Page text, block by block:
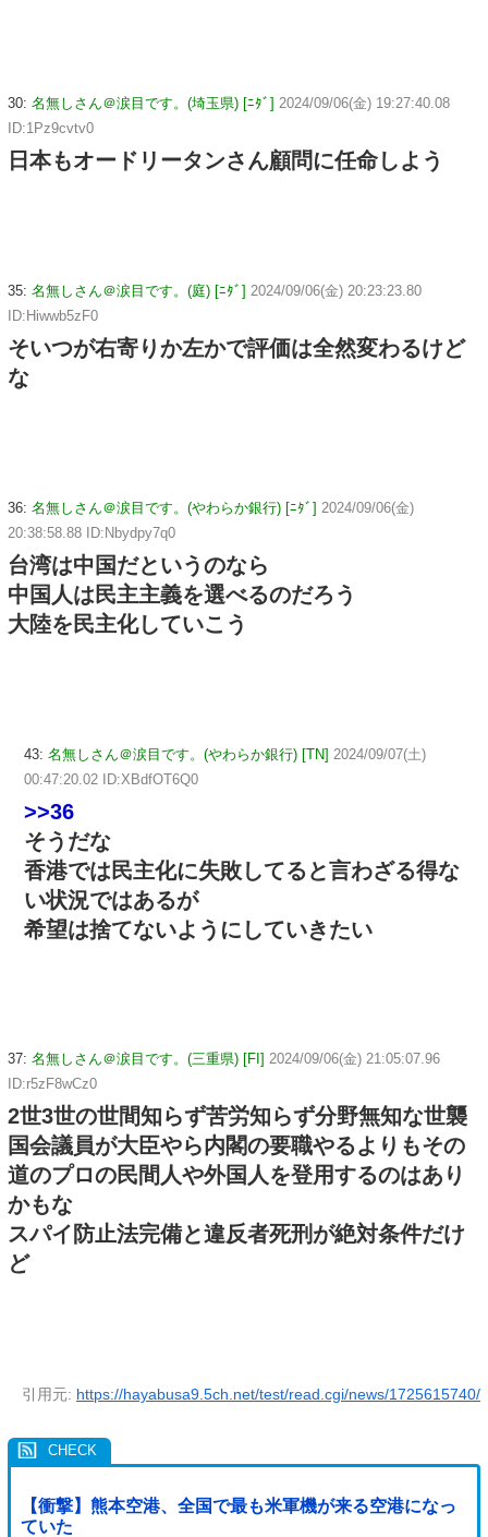
30: 名無しさん＠涙目です。(埼玉県) [ﾆﾀﾞ] 2024/09/06(金) 19:27:40.08
ID:1Pz9cvtv0
日本もオードリータンさん顧問に任命しよう
35: 名無しさん＠涙目です。(庭) [ﾆﾀﾞ] 2024/09/06(金) 20:23:23.80
ID:Hiwwb5zF0
そいつが右寄りか左かで評価は全然変わるけど
な
36: 名無しさん＠涙目です。(やわらか銀行) [ﾆﾀﾞ] 2024/09/06(金)
20:38:58.88 ID:Nbydpy7q0
台湾は中国だというのなら
中国人は民主主義を選べるのだろう
大陸を民主化していこう
43: 名無しさん＠涙目です。(やわらか銀行) [TN] 2024/09/07(土)
00:47:20.02 ID:XBdfOT6Q0
>>36
そうだな
香港では民主化に失敗してると言わざる得な
い状況ではあるが
希望は捨てないようにしていきたい
37: 名無しさん＠涙目です。(三重県) [FI] 2024/09/06(金) 21:05:07.96
ID:r5zF8wCz0
2世3世の世間知らず苦労知らず分野無知な世襲
国会議員が大臣やら内閣の要職やるよりもその
道のプロの民間人や外国人を登用するのはあり
かもな
スパイ防止法完備と違反者死刑が絶対条件だけ
ど
引用元: https://hayabusa9.5ch.net/test/read.cgi/news/1725615740/
【衝撃】熊本空港、全国で最も米軍機が来る空港になっ
ていた